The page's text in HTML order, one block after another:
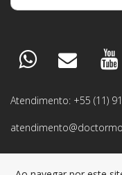
Atendimento: +55 (11)